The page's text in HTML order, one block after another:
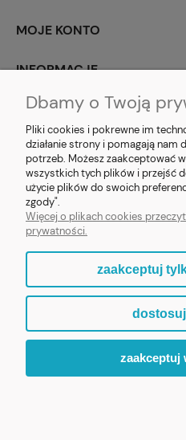
MOJE KONTO
INFORMACJE
SOCIAL MEDIA
E-prezent.org|sprzedaz@e-
1133029322 | REGON: 388212193 |
© 2021
Sklep
Dbamy o Twoją
Pliki cookies i pokrewne im
działanie strony i pomagają
potrzeb. Możesz zaakceptować
wszystkich tych plików i przejść
użycie plików do swoich
zgody".
Więcej o plikach cookies
prywatności.
zaakceptuj
zaakceptuj